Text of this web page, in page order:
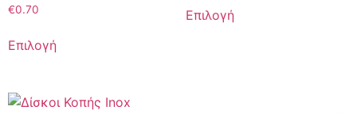
€0.70
Επιλογή
Επιλογή